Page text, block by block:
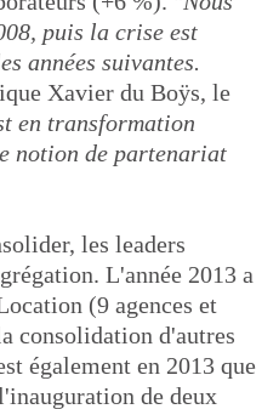
puis la crise est
années suivantes.
Xavier du Boÿs, le
en transformation
notion de partenariat
les leaders
L'année 2013 a
(9 agences et
consolidation d'autres
également en 2013 que
de deux